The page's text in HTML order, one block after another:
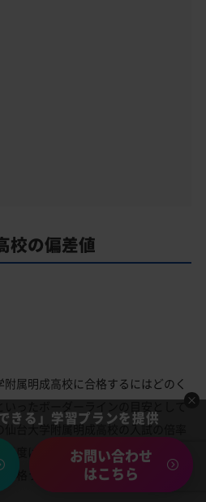
校の偏差値
属明成高校に合格するにはどのく
台大学附属明成高校の入試の倍率
度は変わります。上記の偏差値を
格ラインの偏差値目安として勉強
きる」学習プランを提供
お問い合わせ
はこちら